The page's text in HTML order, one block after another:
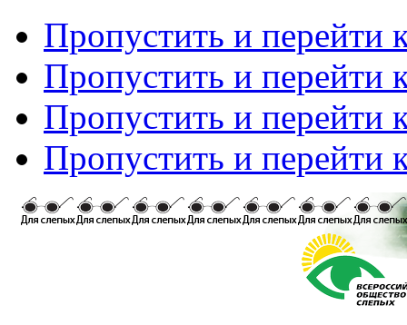
Пропустить и перейти
Пропустить и перейти
Пропустить и перейти
Пропустить и перейти